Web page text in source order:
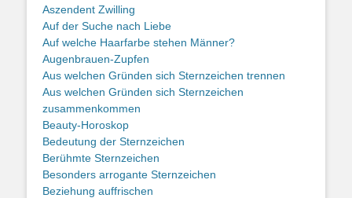
Aszendent Zwilling
Auf der Suche nach Liebe
Auf welche Haarfarbe stehen Männer?
Augenbrauen-Zupfen
Aus welchen Gründen sich Sternzeichen trennen
Aus welchen Gründen sich Sternzeichen
zusammenkommen
Beauty-Horoskop
Bedeutung der Sternzeichen
Berühmte Sternzeichen
Besonders arrogante Sternzeichen
Beziehung auffrischen